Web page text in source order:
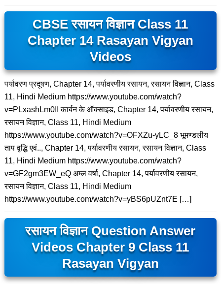
CBSE रसायन विज्ञान Class 11
Chapter 14 Rasayan Vigyan
Videos
पर्यावरण प्रदूषण, Chapter 14, पर्यावरणीय रसायन, रसायन विज्ञान, Class
11, Hindi Medium https://www.youtube.com/watch?
v=PLxashLm0II कार्बन के ऑक्साइड, Chapter 14, पर्यावरणीय रसायन,
रसायन विज्ञान, Class 11, Hindi Medium
https://www.youtube.com/watch?v=OFXZu-yLC_8 भूमण्डलीय
ताप वृद्धि एवं.., Chapter 14, पर्यावरणीय रसायन, रसायन विज्ञान, Class
11, Hindi Medium https://www.youtube.com/watch?
v=GF2gm3EW_eQ अम्ल वर्षा, Chapter 14, पर्यावरणीय रसायन,
रसायन विज्ञान, Class 11, Hindi Medium
https://www.youtube.com/watch?v=yBS6pUZnt7E […]
रसायन विज्ञान Question Answer
Videos Chapter 9 Class 11
Rasayan Vigyan